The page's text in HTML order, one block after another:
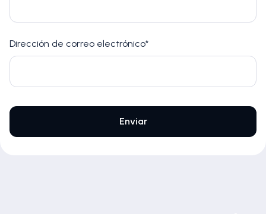
Dirección de correo electrónico*